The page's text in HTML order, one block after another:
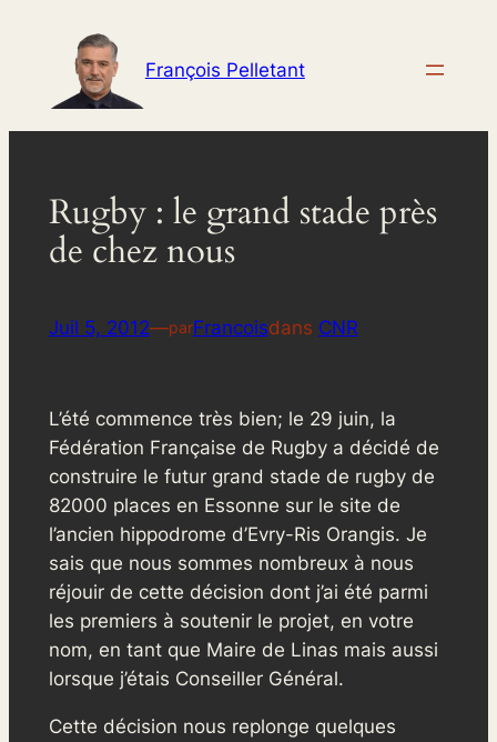
contenu
François Pelletant
Rugby : le grand stade près
de chez nous
Juil 5, 2012—parFrancoisdans CNR
L’été commence très bien; le 29 juin, la
Fédération Française de Rugby a décidé de
construire le futur grand stade de rugby de
82000 places en Essonne sur le site de
l’ancien hippodrome d’Evry-Ris Orangis. Je
sais que nous sommes nombreux à nous
réjouir de cette décision dont j’ai été parmi
les premiers à soutenir le projet, en votre
nom, en tant que Maire de Linas mais aussi
lorsque j’étais Conseiller Général.
Cette décision nous replonge quelques